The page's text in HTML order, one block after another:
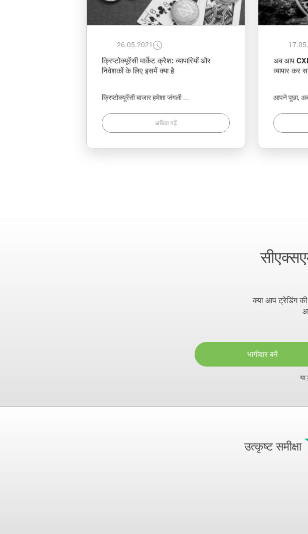
26.05.2021
क्रिप्टोक्यूरेंसी मार्केट क्रैश: व्यापारियों और
निवेशकों के लिए इसमें क्या है
क्रिप्टोक्यूरेंसी बाजार हमेशा जंगली ...
अधिक पढ़ें
अब आप
व्यापार कर
आपने पूछा,
क्या आप ट्रेडिंग
भागीदार बनें
या
उत्कृष्ट समीक्षा